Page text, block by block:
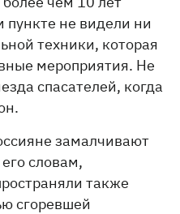
пункте не видели ни
техники, которая
мероприятия. Не
спасателей, когда
замалчивают
словам,
также
сгоревшей